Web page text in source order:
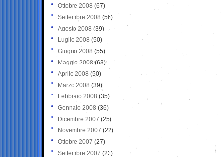
Ottobre 2008 (67)
Settembre 2008 (56)
Agosto 2008 (39)
Luglio 2008 (50)
Giugno 2008 (55)
Maggio 2008(63)
Aprile 2008 (50)
Marzo 2008 (39)
Febbraio 2008 (35)
Gennaio 2008 (36)
Dicembre 2007 (25)
Novembre 2007 (22)
Ottobre 2007 (27)
Settembre 2007 (23)